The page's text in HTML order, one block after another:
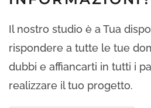
Il nostro studio è a Tua
rispondere a tutte le tue
dubbi e affiancarti in tutti i
realizzare il tuo progetto.